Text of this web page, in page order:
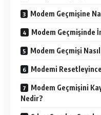
Modem Geçmişine
Modem Geçmişinde
Modem Geçmişi
Modemi
Modem Geçmişini
Nedir?